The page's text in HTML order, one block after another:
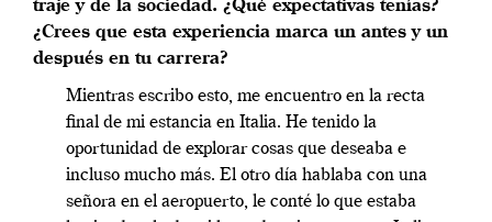
traje y de la sociedad. ¿Qué expectativas tenías?
¿Crees que esta experiencia marca un antes y un
después en tu carrera?
Mientras escribo esto, me encuentro en la recta
final de mi estancia en Italia. He tenido la
oportunidad de explorar cosas que deseaba e
incluso mucho más. El otro día hablaba con una
señora en el aeropuerto, le conté lo que estaba